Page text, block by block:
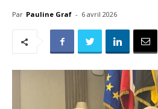
Par Pauline Graf - 6 avril 2026